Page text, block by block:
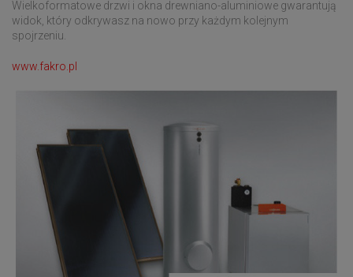
Wielkoformatowe drzwi i okna drewniano-aluminiowe gwarantują
widok, który odkrywasz na nowo przy każdym kolejnym
spojrzeniu.
www.fakro.pl